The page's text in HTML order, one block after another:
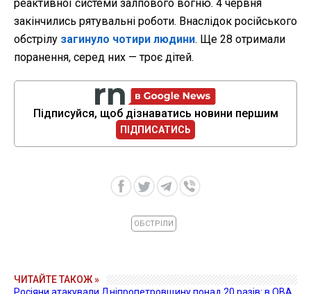
реактивної системи залпового вогню. 4 червня
закінчились рятувальні роботи. Внаслідок російського
обстрілу загинуло чотири людини. Ще 28 отримали
поранення, серед них — троє дітей.
Підписуйся, щоб дізнаватись новини першим
ПІДПИСАТИСЬ
ОБСТРІЛИ
ЧИТАЙТЕ ТАКОЖ »